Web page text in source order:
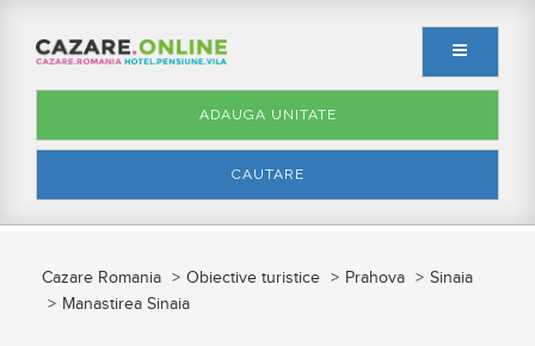
CAUTARE
ADAUGA UNITATE
Cazare Romania Obiective turistice Prahova
Sinaia
Manastirea Sinaia